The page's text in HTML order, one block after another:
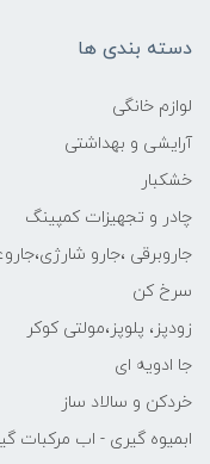
دسته بندی ها
لوازم خانگی
آرایشی و بهداشتی
خشکبار
چادر و تجهیزات کمپینگ
جاروبرقی ،جارو
سرخ کن
زودپز، پلوپز،مولتی کوکر
جا ادویه ای
خردکن و سالاد ساز
ابمیوه گیری - اب مرکبات